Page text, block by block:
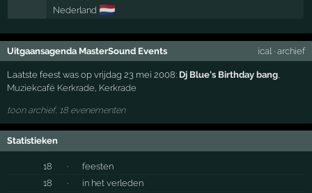
Nederland 🇳🇱
Uitgaansagenda MasterSound Events ical · archief
Laatste feest was op vrijdag 23 mei 2008: Dj Blue's Birthday bang,
Muziekcafé Kerkrade, Kerkrade
toon archief, 18 evenementen
Statistieken
18 ·
feesten
18
·
in het verleden